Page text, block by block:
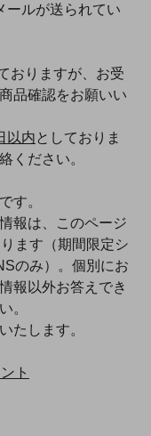
ールが送られてい
おりますが、お受
品確認をお願いい
以内 としておりま
ください。
です。
報は、このページ
ます（期間限定シ
のみ）。個別にお
報以外お答えでき
。
たします。
ト